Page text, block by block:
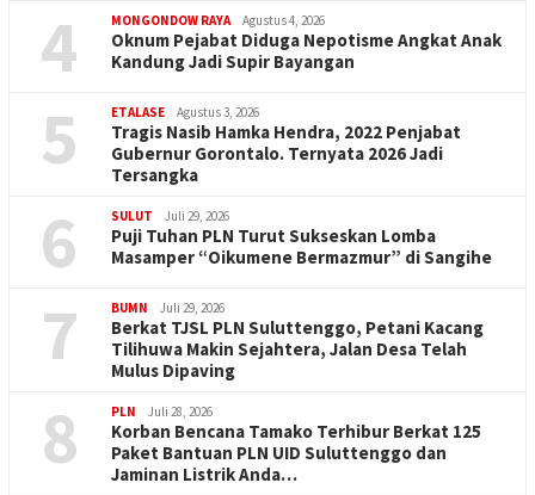
4 MONGONDOW RAYA Agustus 4, 2026
Oknum Pejabat Diduga Nepotisme Angkat Anak
Kandung Jadi Supir Bayangan
5 ETALASE Agustus 3, 2026
Tragis Nasib Hamka Hendra, 2022 Penjabat
Gubernur Gorontalo. Ternyata 2026 Jadi
Tersangka
6 SULUT Juli 29, 2026
Puji Tuhan PLN Turut Sukseskan Lomba
Masamper “Oikumene Bermazmur” di Sangihe
7 BUMN Juli 29, 2026
Berkat TJSL PLN Suluttenggo, Petani Kacang
Tilihuwa Makin Sejahtera, Jalan Desa Telah
Mulus Dipaving
8 PLN Juli 28, 2026
Korban Bencana Tamako Terhibur Berkat 125
Paket Bantuan PLN UID Suluttenggo dan
Jaminan Listrik Anda…